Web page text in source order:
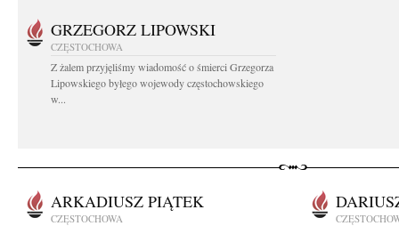
GRZEGORZ LIPOWSKI
CZĘSTOCHOWA
Z żalem przyjęliśmy wiadomość o śmierci Grzegorza
Lipowskiego byłego wojewody częstochowskiego
w...
ARKADIUSZ PIĄTEK
CZĘSTOCHOWA